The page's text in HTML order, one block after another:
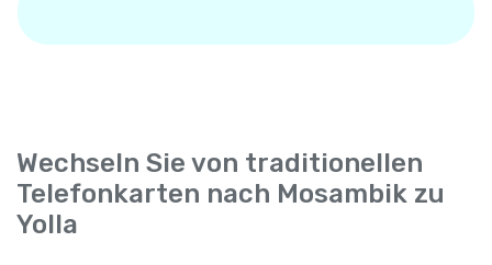
Wechseln Sie von traditionellen
Telefonkarten nach Mosambik zu
Yolla